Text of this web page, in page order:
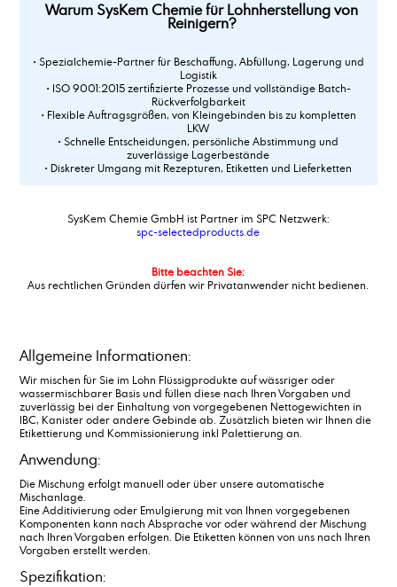
Warum SysKem Chemie für Lohnherstellung von
Reinigern?
• Spezialchemie-Partner für Beschaffung, Abfüllung, Lagerung und
Logistik
• ISO 9001:2015 zertifizierte Prozesse und vollständige Batch-
Rückverfolgbarkeit
• Flexible Auftragsgrößen, von Kleingebinden bis zu kompletten
LKW
• Schnelle Entscheidungen, persönliche Abstimmung und
zuverlässige Lagerbestände
• Diskreter Umgang mit Rezepturen, Etiketten und Lieferketten
SysKem Chemie GmbH ist Partner im SPC Netzwerk:
spc-selectedproducts.de
Bitte beachten Sie:
Aus rechtlichen Gründen dürfen wir Privatanwender nicht bedienen.
Allgemeine Informationen:
Wir mischen für Sie im Lohn Flüssigprodukte auf wässriger oder
wassermischbarer Basis und füllen diese nach Ihren Vorgaben und
zuverlässig bei der Einhaltung von vorgegebenen Nettogewichten in
IBC, Kanister oder andere Gebinde ab. Zusätzlich bieten wir Ihnen die
Etikettierung und Kommissionierung inkl Palettierung an.
Anwendung:
Die Mischung erfolgt manuell oder über unsere automatische
Mischanlage.
Eine Additivierung oder Emulgierung mit von Ihnen vorgegebenen
Komponenten kann nach Absprache vor oder während der Mischung
nach Ihren Vorgaben erfolgen. Die Etiketten können von uns nach Ihren
Vorgaben erstellt werden.
Spezifikation: